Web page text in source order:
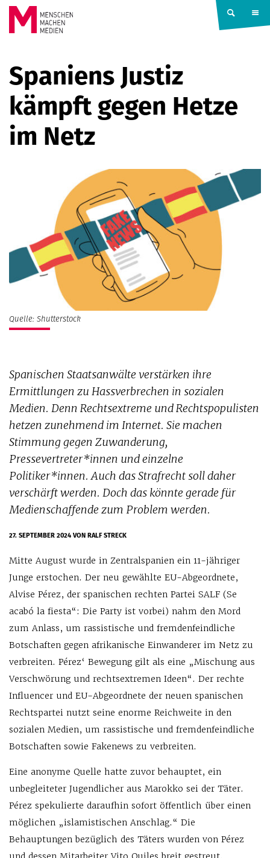
Springe zum Inhalt
MACHEN
MEDIEN
Spaniens Justiz
kämpft gegen Hetze
im Netz
Quelle: Shutterstock
Spanischen Staatsanwälte verstärken ihre
Ermittlungen zu Hassverbrechen in sozialen
Medien. Denn Rechtsextreme und Rechtspopulisten
hetzen zunehmend im Internet. Sie machen
Stimmung gegen Zuwanderung,
Pressevertreter*innen und einzelne
Politiker*innen. Auch das Strafrecht soll daher
verschärft werden. Doch das könnte gerade für
Medienschaffende zum Problem werden.
27. SEPTEMBER 2024VON RALF STRECK
Mitte August wurde in Zentralspanien ein 11-jähriger
Junge erstochen. Der neu gewählte EU-Abgeordnete,
Alvise Pérez, der spanischen rechten Partei SALF (Se
acabó la fiesta“: Die Party ist vorbei) nahm den Mord
zum Anlass, um rassistische und fremdenfeindliche
Botschaften gegen afrikanische Einwanderer im Netz zu
verbreiten. Pérez‘ Bewegung gilt als eine „Mischung aus
Verschwörung und rechtsextremen Ideen“. Der rechte
Influencer und EU-Abgeordnete der neuen spanischen
Rechtspartei nutzt seine enorme Reichweite in den
sozialen Medien, um rassistische und fremdenfeindliche
Botschaften sowie Fakenews zu verbreiten.
Eine anonyme Quelle hatte zuvor behauptet, ein
unbegleiteter Jugendlicher aus Marokko sei der Täter.
Pérez spekulierte daraufhin sofort öffentlich über einen
möglichen „islamistischen Anschlag.“ Die
Behauptungen bezüglich des Täters wurden von Pérez